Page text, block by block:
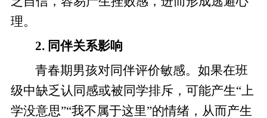
理。
2. 同伴关系影响
青春期男孩对同伴评价敏感。如果在班
级中缺乏认同感或被同学排斥，可能产生“上
学没意思”“我不属于这里”的情绪，从而产生